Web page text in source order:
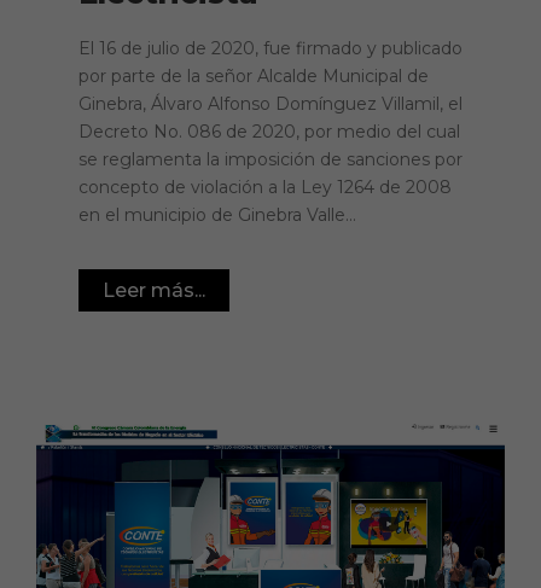
El 16 de julio de 2020, fue firmado y publicado
por parte de la señor Alcalde Municipal de
Ginebra, Álvaro Alfonso Domínguez Villamil, el
Decreto No. 086 de 2020, por medio del cual
se reglamenta la imposición de sanciones por
concepto de violación a la Ley 1264 de 2008
en el municipio de Ginebra Valle...
Leer más...